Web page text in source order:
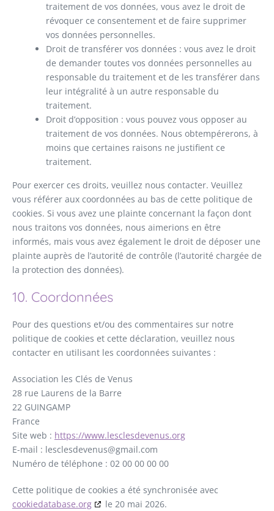
traitement de vos données, vous avez le droit de
révoquer ce consentement et de faire supprimer
vos données personnelles.
Droit de transférer vos données : vous avez le droit
de demander toutes vos données personnelles au
responsable du traitement et de les transférer dans
leur intégralité à un autre responsable du
traitement.
Droit d’opposition : vous pouvez vous opposer au
traitement de vos données. Nous obtempérerons, à
moins que certaines raisons ne justifient ce
traitement.
Pour exercer ces droits, veuillez nous contacter. Veuillez
vous référer aux coordonnées au bas de cette politique de
cookies. Si vous avez une plainte concernant la façon dont
nous traitons vos données, nous aimerions en être
informés, mais vous avez également le droit de déposer une
plainte auprès de l’autorité de contrôle (l’autorité chargée de
la protection des données).
10. Coordonnées
Pour des questions et/ou des commentaires sur notre
politique de cookies et cette déclaration, veuillez nous
contacter en utilisant les coordonnées suivantes :
Association les Clés de Venus
28 rue Laurens de la Barre
22 GUINGAMP
France
Site web : https://www.lesclesdevenus.org
E-mail : lesclesdevenus@gmail.com
Numéro de téléphone : 02 00 00 00 00
Cette politique de cookies a été synchronisée avec
cookiedatabase.org
le 20 mai 2026.